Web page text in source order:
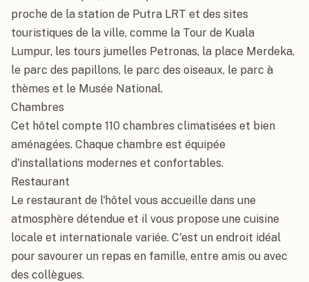
proche de la station de Putra LRT et des sites
touristiques de la ville, comme la Tour de Kuala
Lumpur, les tours jumelles Petronas, la place Merdeka,
le parc des papillons, le parc des oiseaux, le parc à
thèmes et le Musée National.
Chambres
Cet hôtel compte 110 chambres climatisées et bien
aménagées. Chaque chambre est équipée
d'installations modernes et confortables.
Restaurant
Le restaurant de l'hôtel vous accueille dans une
atmosphère détendue et il vous propose une cuisine
locale et internationale variée. C'est un endroit idéal
pour savourer un repas en famille, entre amis ou avec
des collègues.